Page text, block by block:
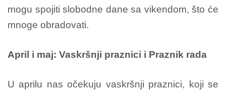
mogu spojiti slobodne dane sa vikendom, što će
mnoge obradovati.
April i maj: Vaskršnji praznici i Praznik rada
U aprilu nas očekuju vaskršnji praznici, koji se